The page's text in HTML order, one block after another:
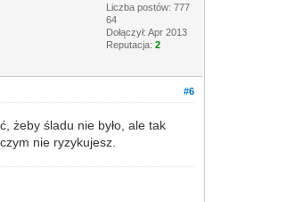
Liczba postów: 777
64
Dołączył: Apr 2013
Reputacja:2
#6
żeby śladu nie było, ale tak
nie ryzykujesz.